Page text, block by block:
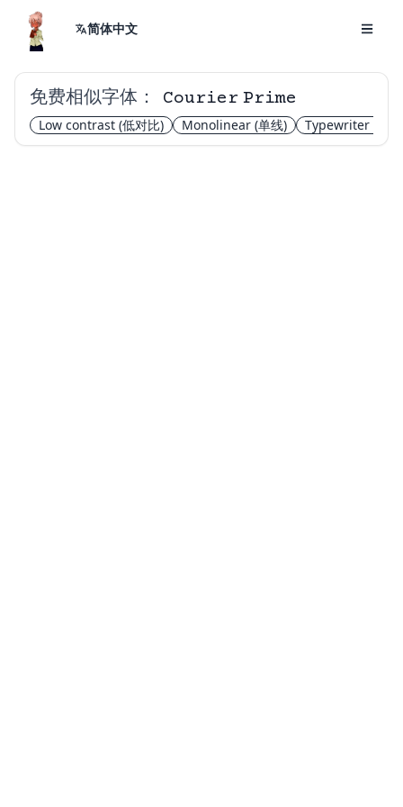
简体中文
免费相似字体： Courier Prime
Low contrast (低对比) Monolinear (单线) Typewriter